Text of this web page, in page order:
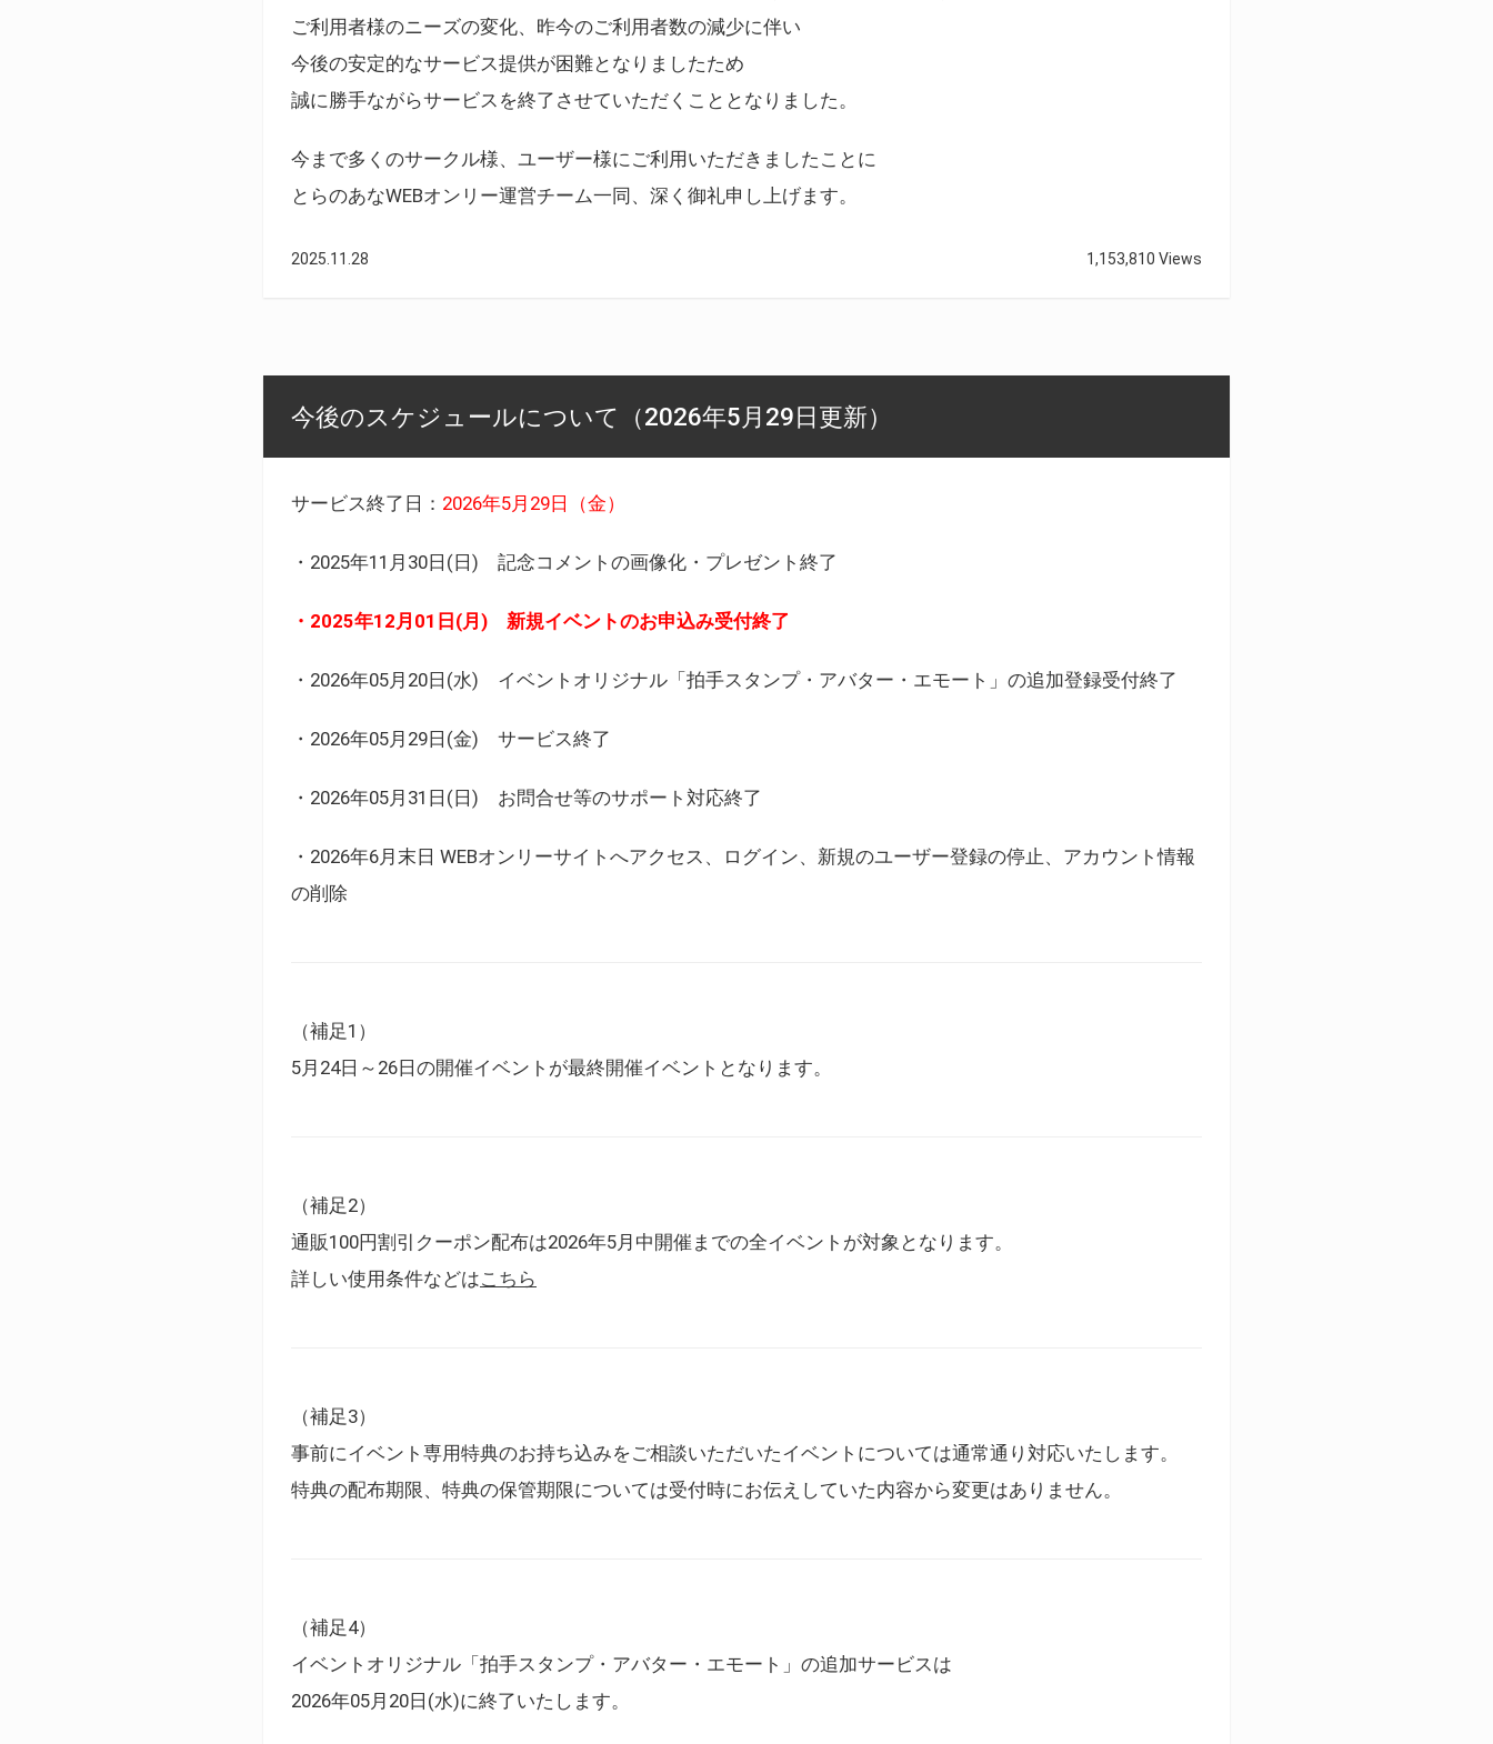
ご利用者様のニーズの変化、昨今のご利用者数の減少に伴い
今後の安定的なサービス提供が困難となりましたため
誠に勝手ながらサービスを終了させていただくこととなりました。
今まで多くのサークル様、ユーザー様にご利用いただきましたことに
とらのあなWEBオンリー運営チーム一同、深く御礼申し上げます。
2025.11.28 1,153,810 Views
今後のスケジュールについて（2026年5月29日更新）
サービス終了日： 2026年5月29日（金）
・2025年11月30日(日) 記念コメントの画像化・プレゼント終了
・2025年12月01日(月) 新規イベントのお申込み受付終了
・2026年05月20日(水) イベントオリジナル「拍手スタンプ・アバター・エモート」の追加登録受付終了
・2026年05月29日(金) サービス終了
・2026年05月31日(日) お問合せ等のサポート対応終了
・2026年6月末日 WEBオンリーサイトへアクセス、ログイン、新規のユーザー登録の停止、アカウント情報
の削除
（補足1）
5月24日～26日の開催イベントが最終開催イベントとなります。
（補足2）
通販100円割引クーポン配布は2026年5月中開催までの全イベントが対象となります。
詳しい使用条件などはこちら
（補足3）
事前にイベント専用特典のお持ち込みをご相談いただいたイベントについては通常通り対応いたします。
特典の配布期限、特典の保管期限については受付時にお伝えしていた内容から変更はありません。
（補足4）
イベントオリジナル「拍手スタンプ・アバター・エモート」の追加サービスは
2026年05月20日(水)に終了いたします。